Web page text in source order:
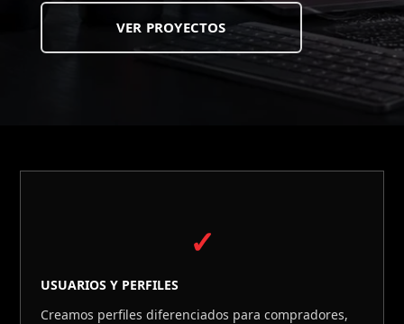
VER PROYECTOS
✓
USUARIOS Y PERFILES
Creamos perfiles diferenciados para compradores,